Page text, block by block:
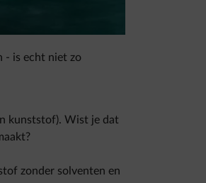
- is echt niet zo
kunststof). Wist je dat
zonder solventen en